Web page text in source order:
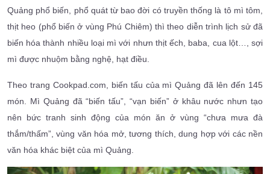
Quảng phổ biến, phổ quát từ bao đời có truyền thống là tô mì tôm,
thịt heo (phổ biến ở vùng Phú Chiêm) thì theo diễn trình lịch sử đã
biến hóa thành nhiều loại mì với nhưn thịt ếch, baba, cua lột…, sợi
mì được nhuộm bằng nghệ, hạt điều.
Theo trang Cookpad.com, biến tấu của mì Quảng đã lên đến 145
món. Mì Quảng đã “biến tấu”, “vạn biến” ở khâu nước nhưn tạo
nên bức tranh sinh động của món ăn ở vùng “chưa mưa đà
thắm/thấm”, vùng văn hóa mở, tương thích, dung hợp với các nền
văn hóa khác biệt của mì Quảng.